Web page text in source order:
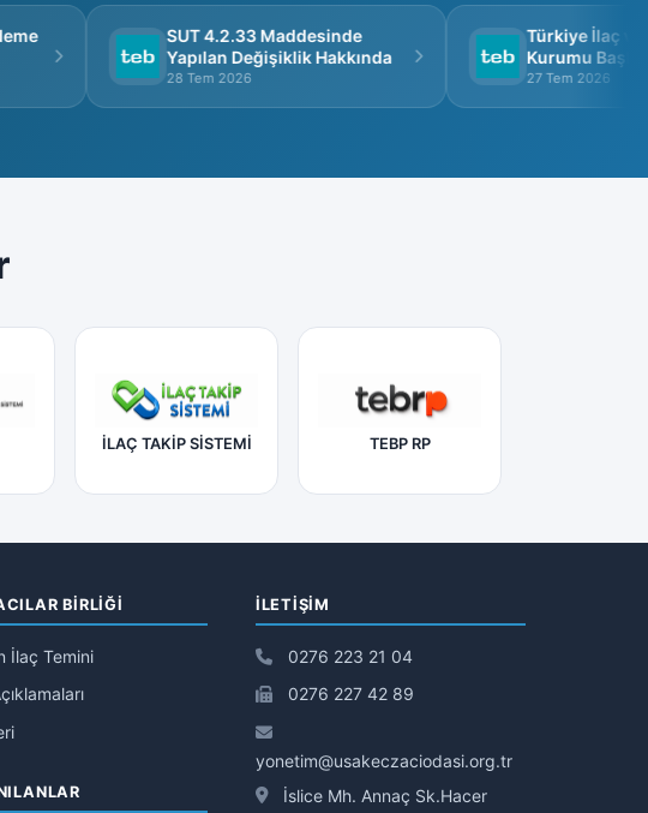
SUT 4.2.33 Maddesinde
Yapılan Değişiklik Hakkında
28 Tem 2026
Türkiye İlaç ve
Kurumu
Görüşme
27 Tem 2026
İLAÇ TAKİP SİSTEMİ TEBP RP
BİRLİĞİ
İlaç Temini
İLETIŞIM
0276 223 21 04
0276 227 42 89
yonetim@usakeczaciodasi.org.tr
İslice Mh. Annaç Sk.Hacer